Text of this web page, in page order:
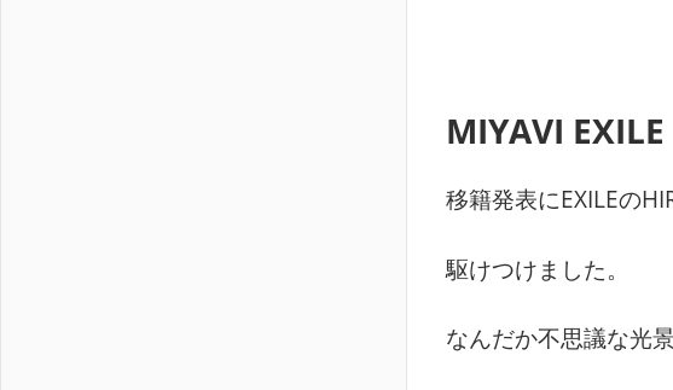
MIYAVI EXILE
移籍発表にEXILEの
駆けつけました。
なんだか不思議な光